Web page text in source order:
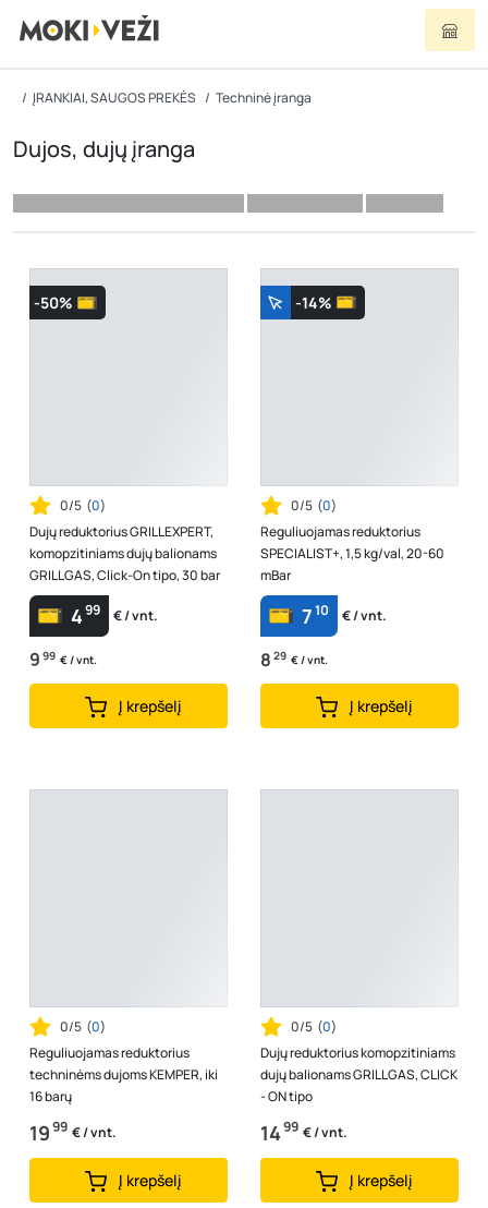
ĮRANKIAI, SAUGOS PREKĖS Techninė įranga
Dujos, dujų įranga
-50%
0/5 (0)
Dujų reduktorius GRILLEXPERT,
komopzitiniams dujų balionams
GRILLGAS, Click-On tipo, 30 bar
499 € / vnt.
9 99 € / vnt.
Į krepšelį
-14%
0/5 (0)
Reguliuojamas reduktorius
SPECIALIST+, 1,5 kg/val, 20-60
mBar
710 € / vnt.
8 29 € / vnt.
Į krepšelį
0/5 (0)
Reguliuojamas reduktorius
techninėms dujoms KEMPER, iki
16 barų
1999 € / vnt.
Į krepšelį
0/5 (0)
Dujų reduktorius komopzitiniams
dujų balionams GRILLGAS, CLICK
- ON tipo
1499 € / vnt.
Į krepšelį